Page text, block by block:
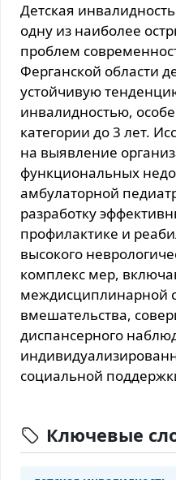
Детская
одну из наиболее
проблем
Ферганской области
устойчивую
инвалидностью,
категории до 3 лет.
на выявление
функциональных
амбулаторной
разработку
профилактике и
высокого
комплекс мер,
междисциплинарной
вмешательства,
диспансерного
социальной
Ключевые